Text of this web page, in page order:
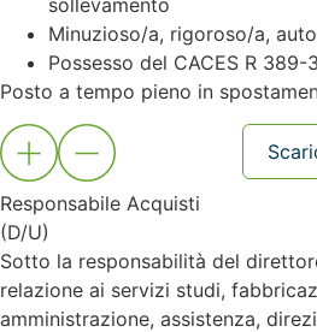
sollevamento
Minuzioso/a, rigoroso/a,
Possesso del CACES R
Posto a tempo pieno in
Responsabile Acquisti
(D/U)
Sotto la responsabilità del
relazione ai servizi studi,
amministrazione, assistenza,